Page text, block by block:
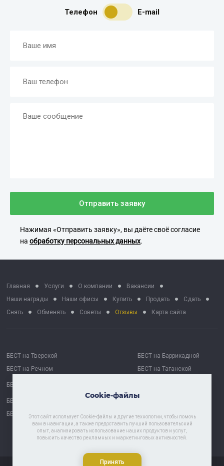
Телефон E-mail
Отправить заявку
Нажимая «Отправить заявку», вы даёте своё согласие
наобработку персональных данных.
Главная Услуги О компании
Вакансии
Наши награды
Наши офисы Купить Продать
Сдать
Снять
Обменять Советы Отзывы Карта сайта
БЕСТ на Тверской
БЕСТ на Баррикадной
БЕСТ на Речном
БЕСТ на Таганской
БЕСТ Москва Сити
БЕСТ на Проспекте Мира
БЕСТ-Химки
Cookie-файлы
Этот сайт использует Cookie-файлы и другие технологии, чтобы помочь
вам в навигации, а также предоставить лучший пользовательский
опыт, анализировать использование наших продуктов и услуг,
повысить качество рекламных и маркетинговых активностей.
Принять